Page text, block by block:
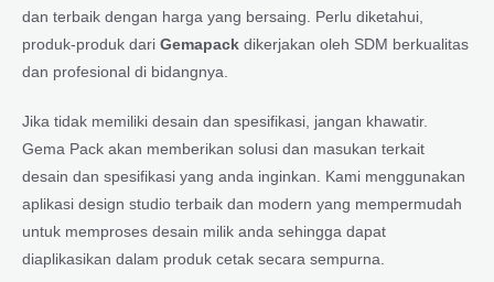
dan terbaik dengan harga yang bersaing. Perlu diketahui,
produk-produk dari Gemapack dikerjakan oleh SDM berkualitas
dan profesional di bidangnya.
Jika tidak memiliki desain dan spesifikasi, jangan khawatir.
Gema Pack akan memberikan solusi dan masukan terkait
desain dan spesifikasi yang anda inginkan. Kami menggunakan
aplikasi design studio terbaik dan modern yang mempermudah
untuk memproses desain milik anda sehingga dapat
diaplikasikan dalam produk cetak secara sempurna.